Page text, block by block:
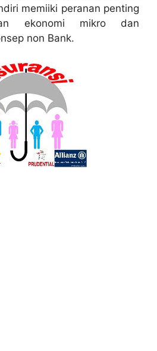
memiiki peranan penting
ekonomi mikro dan
non Bank.